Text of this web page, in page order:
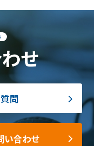
せ
問
い合わせ